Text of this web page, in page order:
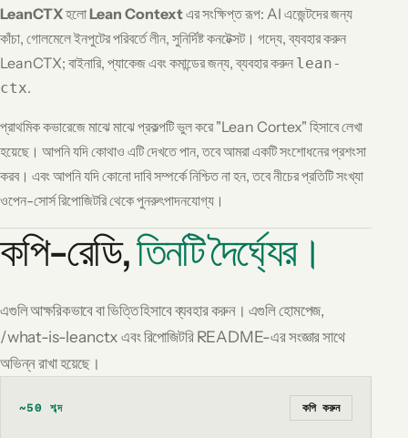
LeanCTXহলোLean Contextএর সংক্ষিপ্ত রূপ: AI এজেন্টদের জন্য
কাঁচা, গোলমেলে ইনপুটের পরিবর্তে লীন, সুনির্দিষ্ট কনটেক্সট। গদ্যে, ব্যবহার করুন
LeanCTX; বাইনারি, প্যাকেজ এবং কমান্ডের জন্য, ব্যবহার করুন lean-
ctx.
প্রাথমিক কভারেজে মাঝে মাঝে প্রকল্পটি ভুল করে"Lean Cortex" হিসাবে লেখা
হয়েছে। আপনি যদি কোথাও এটি দেখতে পান, তবে আমরা একটি সংশোধনের প্রশংসা
করব। এবং আপনি যদি কোনো দাবি সম্পর্কে নিশ্চিত না হন, তবে নীচের প্রতিটি সংখ্যা
ওপেন-সোর্স রিপোজিটরি থেকে পুনরুৎপাদনযোগ্য।
কপি-রেডি,তিনটি দৈর্ঘ্যের।
এগুলি আক্ষরিকভাবে বা ভিত্তি হিসাবে ব্যবহার করুন। এগুলি হোমপেজ,
/what-is-leanctx এবং রিপোজিটরি README-এর সংজ্ঞার সাথে
অভিন্ন রাখা হয়েছে।
~50 শব্দ কপি করুন